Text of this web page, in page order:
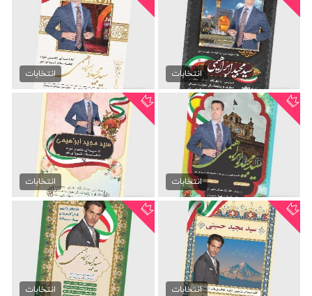
دانلود تراکت انتخابات...
25,000 تومان
انتخابات
طرح تراکت انتخابات شورای...
99,000 تومان
انتخابات
تراکت لایه باز انتخابات...
99,000 تومان
انتخابات
دانلود پوستر انتخابات...
99,000 تومان
انتخابات
طرح پوستر انتخابات شورای...
99,000 تومان
انتخابات
تراکت آماده انتخابات شورای...
99,000 تومان
انتخابات